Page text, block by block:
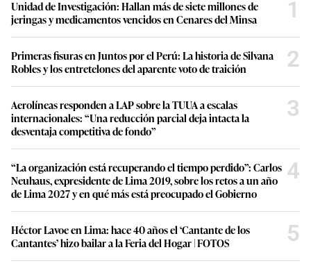
Unidad de Investigación: Hallan más de siete millones de
jeringas y medicamentos vencidos en Cenares del Minsa
1
Primeras fisuras en Juntos por el Perú: La historia de Silvana
Robles y los entretelones del aparente voto de traición
2
Aerolíneas responden a LAP sobre la TUUA a escalas
internacionales: “Una reducción parcial deja intacta la
desventaja competitiva de fondo”
3
“La organización está recuperando el tiempo perdido”: Carlos
Neuhaus, expresidente de Lima 2019, sobre los retos a un año
de Lima 2027 y en qué más está preocupado el Gobierno
4
Héctor Lavoe en Lima: hace 40 años el ‘Cantante de los
Cantantes’ hizo bailar a la Feria del Hogar | FOTOS
5